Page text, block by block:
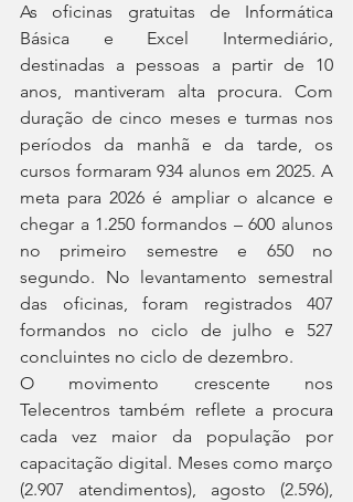
As oficinas gratuitas de Informática
Básica e Excel Intermediário,
destinadas a pessoas a partir de 10
anos, mantiveram alta procura. Com
duração de cinco meses e turmas nos
períodos da manhã e da tarde, os
cursos formaram 934 alunos em 2025. A
meta para 2026 é ampliar o alcance e
chegar a 1.250 formandos – 600 alunos
no primeiro semestre e 650 no
segundo. No levantamento semestral
das oficinas, foram registrados 407
formandos no ciclo de julho e 527
concluintes no ciclo de dezembro.
O movimento crescente nos
Telecentros também reflete a procura
cada vez maior da população por
capacitação digital. Meses como março
(2.907 atendimentos), agosto (2.596),